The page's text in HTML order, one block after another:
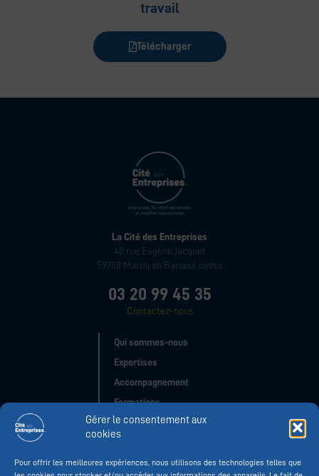
Gérer le consentement aux
cookies
Pour offrir les meilleures expériences, nous utilisons des technologies telles que
travail
Télécharger
La Cité des Entreprises
40 rue Eugène Jacquet
59708 Marcq en Baroeul cedex
03 20 99 45 35
Contactez-nous
Qui sommes-nous
Expertises
Accompagnement
Formations
Evènements